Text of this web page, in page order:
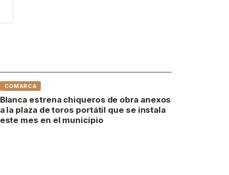
COMARCA
Blanca estrena chiqueros de obra anexos
a la plaza de toros portátil que se instala
este mes en el municipio